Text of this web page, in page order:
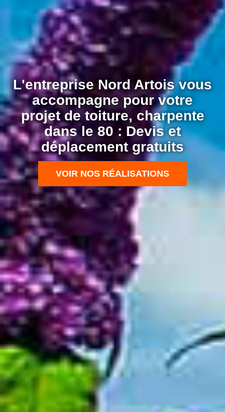
L'entreprise Nord Artois vous
accompagne pour votre
projet de toiture, charpente
dans le 80 : Devis et
déplacement gratuits
VOIR NOS RÉALISATIONS